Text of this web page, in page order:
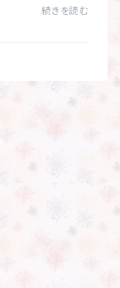
続きを読む